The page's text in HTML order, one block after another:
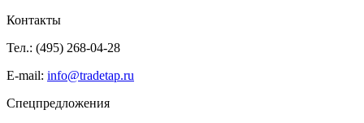
Контакты
Тел.: (495) 268-04-28
E-mail: info@tradetap.ru
Спецпредложения